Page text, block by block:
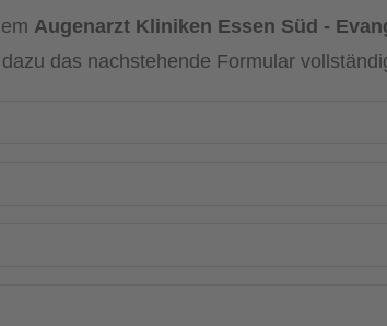
Augenarzt Kliniken Essen Süd -
das nachstehende Formular